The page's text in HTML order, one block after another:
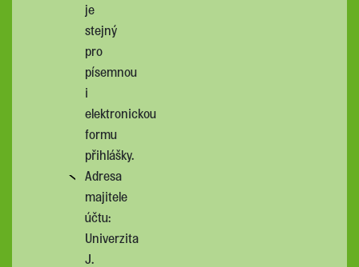
je
stejný
pro
písemnou
i
elektronickou
formu
přihlášky.
Adresa
majitele
účtu:
Univerzita
J.